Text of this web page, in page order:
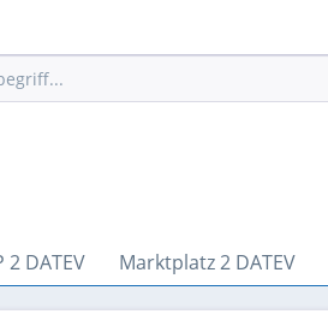
2 DATEV Marktplatz 2 DATEV